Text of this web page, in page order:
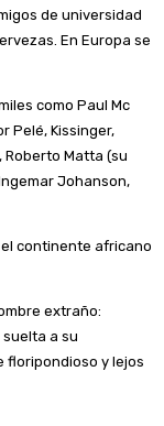
de universidad
En Europa se
como Paul Mc
Pelé, Kissinger,
Roberto Matta (su
Johanson,
continente africano
extraño:
a su
floripondioso y lejos